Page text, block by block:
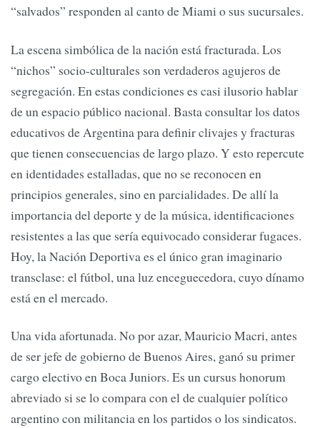
“salvados” responden al canto de Miami o sus sucursales.
La escena simbólica de la nación está fracturada. Los
“nichos” socio-culturales son verdaderos agujeros de
segregación. En estas condiciones es casi ilusorio hablar
de un espacio público nacional. Basta consultar los datos
educativos de Argentina para definir clivajes y fracturas
que tienen consecuencias de largo plazo. Y esto repercute
en identidades estalladas, que no se reconocen en
principios generales, sino en parcialidades. De allí la
importancia del deporte y de la música, identificaciones
resistentes a las que sería equivocado considerar fugaces.
Hoy, la Nación Deportiva es el único gran imaginario
transclase: el fútbol, una luz enceguecedora, cuyo dínamo
está en el mercado.
Una vida afortunada. No por azar, Mauricio Macri, antes
de ser jefe de gobierno de Buenos Aires, ganó su primer
cargo electivo en Boca Juniors. Es un cursus honorum
abreviado si se lo compara con el de cualquier político
argentino con militancia en los partidos o los sindicatos.